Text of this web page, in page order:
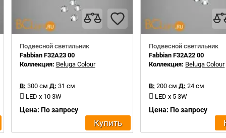
Подвесной светильник
Fabbian F32A23 00
Коллекция: Beluga Colour
В: 300 см Д: 31 см
LED x 10 3W
Цена: По запросу
Купить
Подвесной светильник
Fabbian F32A22 00
Коллекция: Beluga Colour
В: 200 см Д: 24 см
LED x 5 3W
Цена: По запросу